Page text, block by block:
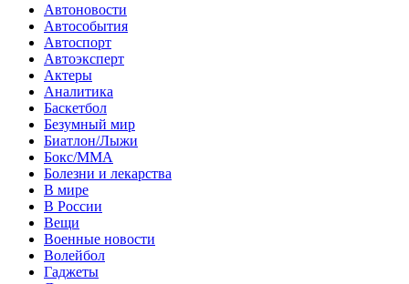
Автоновости
Автособытия
Автоспорт
Автоэксперт
Актеры
Аналитика
Баскетбол
Безумный мир
Биатлон/Лыжи
Бокс/MMA
Болезни и лекарства
В мире
В России
Вещи
Военные новости
Волейбол
Гаджеты